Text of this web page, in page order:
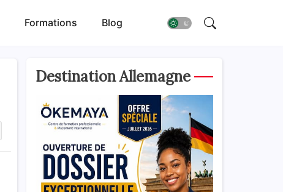
Formations Blog
Destination Allemagne